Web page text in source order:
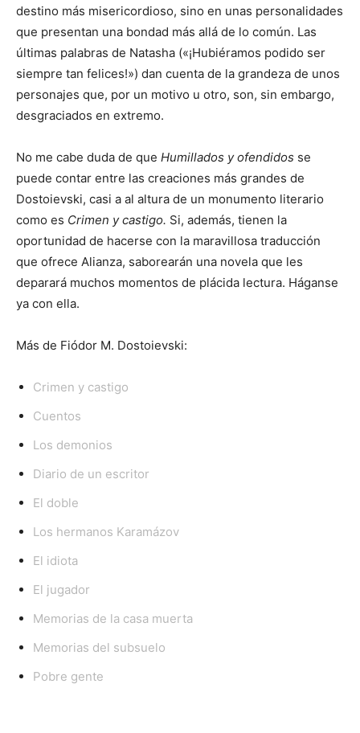
destino más misericordioso, sino en unas personalidades
que presentan una bondad más allá de lo común. Las
últimas palabras de Natasha («¡Hubiéramos podido ser
siempre tan felices!») dan cuenta de la grandeza de unos
personajes que, por un motivo u otro, son, sin embargo,
desgraciados en extremo.
No me cabe duda de que Humillados y ofendidos se
puede contar entre las creaciones más grandes de
Dostoievski, casi a al altura de un monumento literario
como es Crimen y castigo. Si, además, tienen la
oportunidad de hacerse con la maravillosa traducción
que ofrece Alianza, saborearán una novela que les
deparará muchos momentos de plácida lectura. Háganse
ya con ella.
Más de Fiódor M. Dostoievski:
Crimen y castigo
Cuentos
Los demonios
Diario de un escritor
El doble
Los hermanos Karamázov
El idiota
El jugador
Memorias de la casa muerta
Memorias del subsuelo
Pobre gente